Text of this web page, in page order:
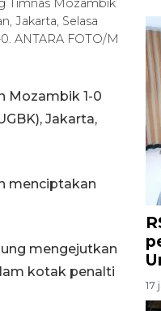
Timnas Mozambik
Jakarta, Selasa
ANTARA FOTO/M
Mozambik 1-0
Jakarta,
menciptakan
mengejutkan
kotak penalti
17